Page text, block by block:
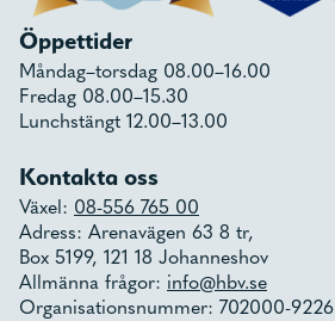
Öppettider
Måndag–torsdag 08.00–16.00
Fredag 08.00–15.30
Lunchstängt 12.00–13.00
Kontakta oss
Växel: 08-556 765 00
Adress: Arenavägen 63 8 tr,
Box 5199, 121 18 Johanneshov
Allmänna frågor: info@hbv.se
Organisationsnummer: 702000-9226